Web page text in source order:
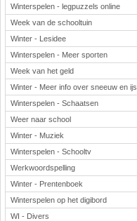
Winterspelen - legpuzzels online
Week van de schooltuin
Winter - Lesidee
Winterspelen - Meer sporten
Week van het geld
Winter - Meer info over sneeuw en ijs
Winterspelen - Schaatsen
Weer naar school
Winter - Muziek
Winterspelen - Schooltv
Werkwoordspelling
Winter - Prentenboek
Winterspelen op het digibord
WI - Divers